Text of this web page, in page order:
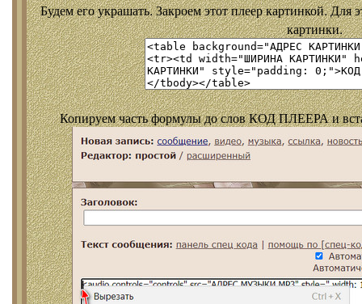
Будем его украшать. Закроем этот плеер картинкой. Для
картинки.
Копируем часть формулы до слов КОД ПЛЕЕРА и